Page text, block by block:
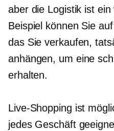
aber die Logistik ist
Beispiel können Sie
das Sie verkaufen,
anhängen, um eine
erhalten.
Live-Shopping ist
jedes Geschäft